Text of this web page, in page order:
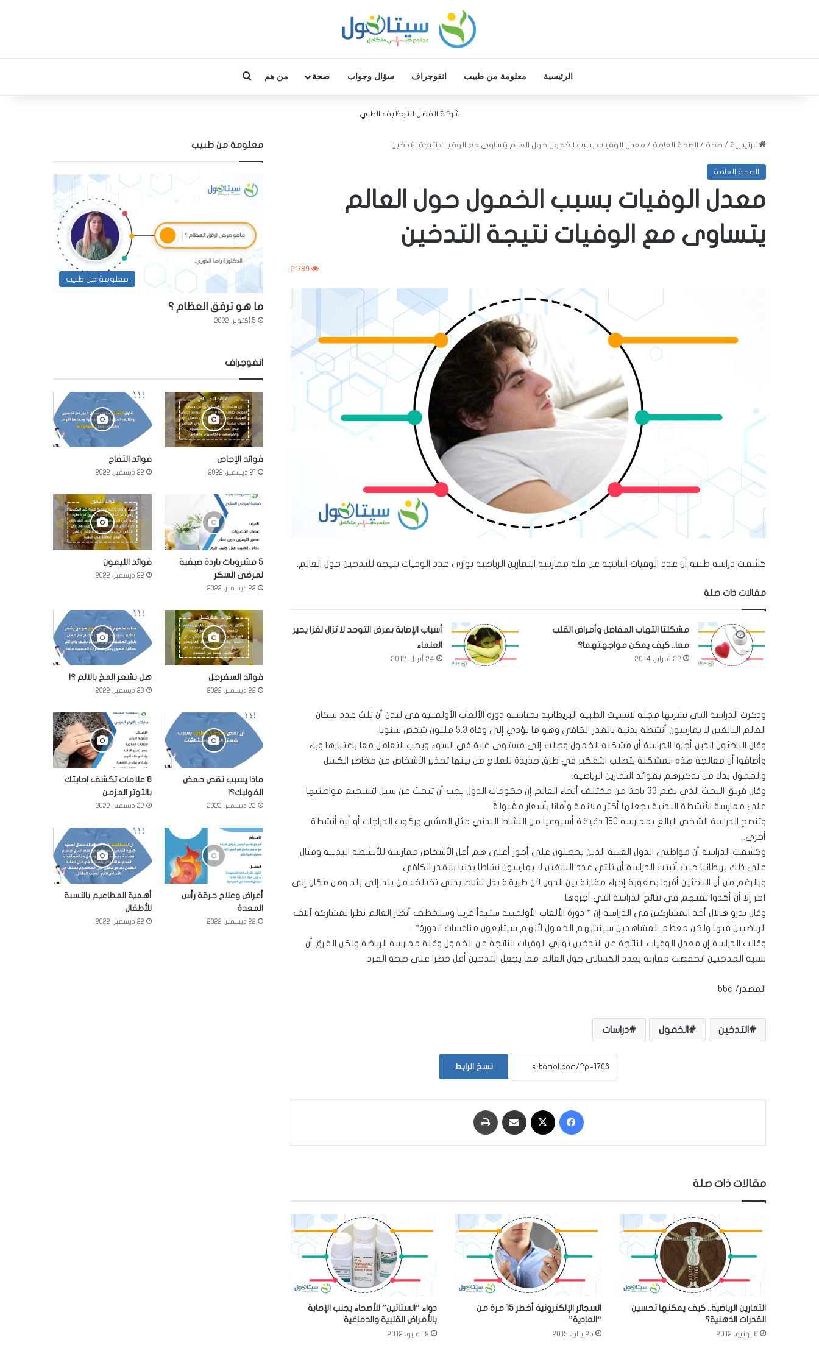
الرئيسية معلومة من طبيب انفوجراف سؤال وجواب صحة من هم
شركة الفضل للتوظيف الطبي
الرئيسية / صحة / الصحة العامة / معدل الوفيات بسبب الخمول حول العالم يتساوى مع الوفيات نتيجة التدخين
الصحة العامة
معدل الوفيات بسبب الخمول حول العالم
يتساوى مع الوفيات نتيجة التدخين
2٬789
كشفت دراسة طبية أن عدد الوفيات الناتجة عن قلة ممارسة التمارين الرياضية توازي عدد الوفيات نتيجة للتدخين حول العالم.
مقالات ذات صلة
مشكلتا التهاب المفاصل وأمراض القلب
معا.. كيف يمكن مواجهتهما؟
22 فبراير، 2014
أسباب الإصابة بمرض التوحد لا تزال لغزا يحير
العلماء
24 أبريل، 2012
وذكرت الدراسة التي نشرتها مجلة لانسيت الطبية البريطانية بمناسبة دورة الألعاب الأولمبية في لندن أن ثلث عدد سكان
العالم البالغين لا يمارسون أنشطة بدنية بالقدر الكافي وهو ما يؤدي إلى وفاة 5.3 مليون شخص سنويا.
وقال الباحثون الذين أجروا الدراسة أن مشكلة الخمول وصلت إلى مستوى غاية في السوء ويجب التعامل معا باعتبارها وباء.
وأضافوا أن معالجة هذه المشكلة يتطلب التفكير في طرق جديدة للعلاج من بينها تحذير الأشخاص من مخاطر الكسل
والخمول بدلا من تذكيرهم بفوائد التمارين الرياضية.
وقال فريق البحث الذي يضم 33 باحثا من مختلف أنحاء العالم إن حكومات الدول يجب أن تبحث عن سبل لتشجيع مواطنيها
على ممارسة الأنشطة البدنية بجعلها أكثر ملائمة وأمانا بأسعار مقبولة.
وتنصح الدراسة الشخص البالغ بممارسة 150 دقيقة أسبوعيا من النشاط البدني مثل المشي وركوب الدراجات أو أية أنشطة
أخرى.
وكشفت الدراسة أن مواطني الدول الغنية الذين يحصلون على أجور أعلى هم أقل الأشخاص ممارسة للأنشطة البدنية ومثال
على ذلك بريطانيا حيث أثبتت الدراسة أن ثلثي عدد البالغين لا يمارسون نشاطا بدنيا بالقدر الكافي.
وبالرغم من أن الباحثين أقروا بصعوبة إجراء مقارنة بين الدول لأن طريقة بذل نشاط بدني تختلف من بلد إلى بلد ومن مكان إلى
آخر إلا أن أكدوا ثقتهم في نتائج الدراسة التي أجروها.
وقال بدرو هالال أحد المشاركين في الدراسة إن ” دورة الألعاب الأولمبية ستبدأ قريبا وستخطف أنظار العالم نظرا لمشاركة آلاف
الرياضيين فيها ولكن معظم المشاهدين سينتابهم الخمول لأنهم سيتابعون منافسات الدورة”.
وقالت الدراسة إن معدل الوفيات الناتجة عن التدخين توازي الوفيات الناتجة عن الخمول وقلة ممارسة الرياضة ولكن الفرق أن
نسبة المدخنين انخفضت مقارنة بعدد الكسالى حول العالم مما يجعل التدخين أقل خطرا على صحة الفرد.
المصدر/ bbc
التدخين الخمول دراسات
نسخ الرابط
مقالات ذات صلة
التمارين الرياضية.. كيف يمكنها تحسين
القدرات الذهنية؟
6 يونيو، 2012
السجائر الإلكترونية أخطر 15 مرة من
“العادية”
25 يناير، 2015
دواء “الستاتين” للأصحاء يجنب الإصابة
بالأمراض القلبية والدماغية
19 مايو، 2012
معلومة من طبيب
معلومة من طبيب
ما هو ترقق العظام ؟
5 أكتوبر، 2022
انفوجراف
فوائد الإجاص
21 ديسمبر، 2022
فوائد التفاح
22 ديسمبر، 2022
5 مشروبات باردة صيفية
لمرضى السكر
22 ديسمبر، 2022
فوائد الليمون
22 ديسمبر، 2022
فوائد السفرجل
22 ديسمبر، 2022
هل يشعر المخ بالالم ؟!
23 ديسمبر، 2022
ماذا يسبب نقص حمض
الفوليك؟!
22 ديسمبر، 2022
8 علامات تكشف اصابتك
بالتوتر المزمن
22 ديسمبر، 2022
أعراض وعلاج حرقة رأس
المعدة
22 ديسمبر، 2022
أهمية المطاعيم بالنسبة
للأطفال
22 ديسمبر، 2022